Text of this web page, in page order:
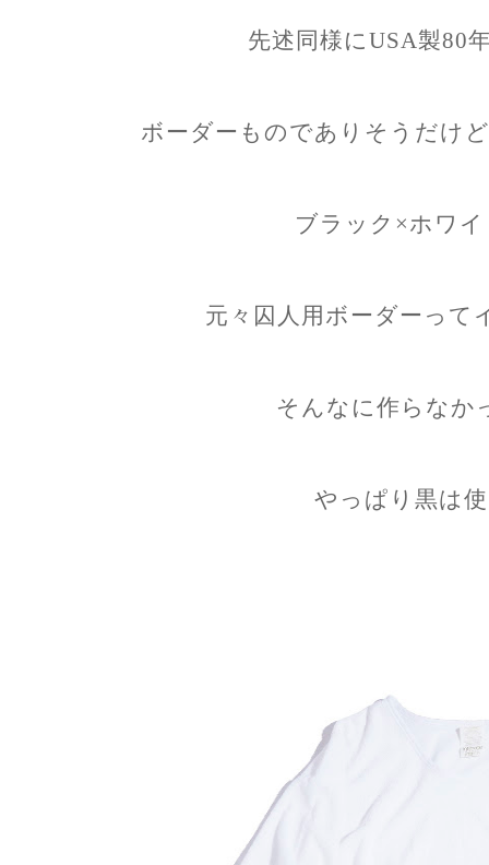
先述同様にUSA製80
ボーダーものでありそうだけ
ブラック×ホワ
元々囚人用ボーダーって
そんなに作らなか
やっぱり黒は